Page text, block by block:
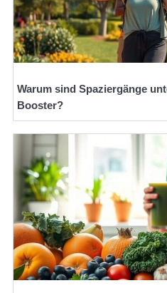
Warum sind Spaziergänge
Booster?